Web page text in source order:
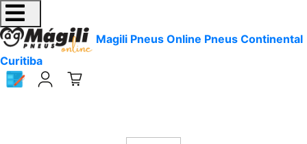
Magili Pneus Online Pneus Continental
Curitiba